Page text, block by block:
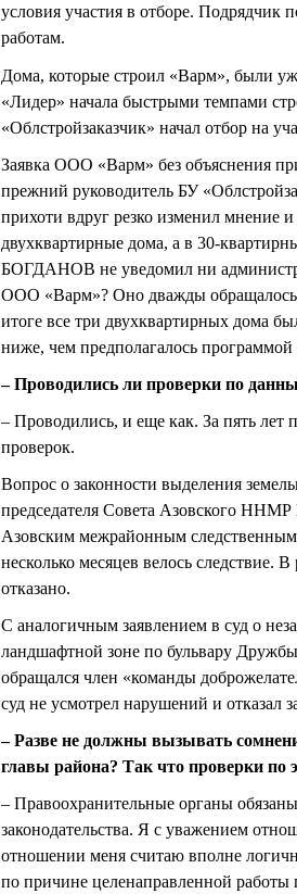
условия участия в отборе. Подрядчик
работам.
Дома, которые строил «Варм», были
«Лидер» начала быстрыми темпами
«Облстройзаказчик» начал отбор на
Заявка ООО «Варм» без объяснения
прежний руководитель БУ
прихоти вдруг резко изменил мнение
двухквартирные дома, а в 30-
БОГДАНОВ не уведомил ни
ООО «Варм»? Оно дважды
итоге все три двухквартирных дома
ниже, чем предполагалось программой
– Проводились ли проверки по
– Проводились, и еще как. За пять лет
проверок.
Вопрос о законности выделения
председателя Совета Азовского
Азовским межрайонным
несколько месяцев велось следствие.
отказано.
С аналогичным заявлением в суд о
ландшафтной зоне по бульвару
обращался член «команды
суд не усмотрел нарушений и отказал
– Разве не должны вызывать
главы района? Так что проверки по
– Правоохранительные органы
законодательства. Я с уважением
отношении меня считаю вполне
по причине целенаправленной